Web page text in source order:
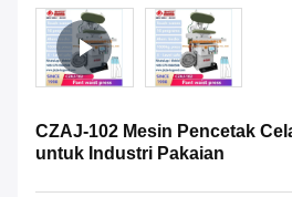
CZAJ-102 Mesin Pencetak
untuk Industri Pakaian